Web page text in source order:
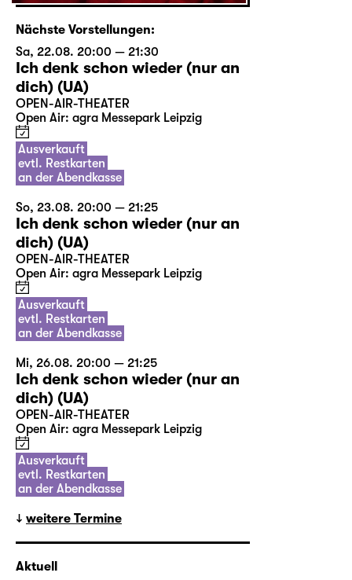
Nächste Vorstellungen:
Sa, 22.08. 20:00 — 21:30
Ich denk schon wieder (nur an
dich) (UA)
OPEN-AIR-THEATER
Open Air: agra Messepark Leipzig
Ausverkauft
evtl. Restkarten
an der Abendkasse
So, 23.08. 20:00 — 21:25
Ich denk schon wieder (nur an
dich) (UA)
OPEN-AIR-THEATER
Open Air: agra Messepark Leipzig
Ausverkauft
evtl. Restkarten
an der Abendkasse
Mi, 26.08. 20:00 — 21:25
Ich denk schon wieder (nur an
dich) (UA)
OPEN-AIR-THEATER
Open Air: agra Messepark Leipzig
Ausverkauft
evtl. Restkarten
an der Abendkasse
weitere Termine
Aktuell